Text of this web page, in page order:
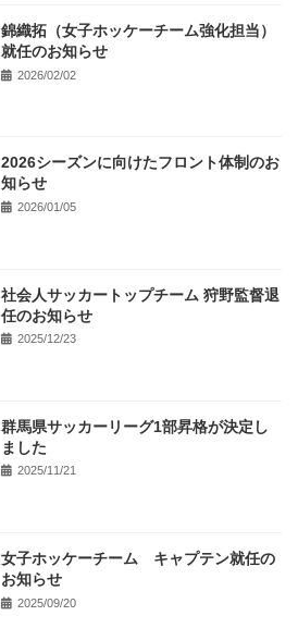
錦織拓（女子ホッケーチーム強化担当）
就任のお知らせ
2026/02/02
2026シーズンに向けたフロント体制のお
知らせ
2026/01/05
社会人サッカートップチーム 狩野監督退
任のお知らせ
2025/12/23
群馬県サッカーリーグ1部昇格が決定し
ました
2025/11/21
女子ホッケーチーム キャプテン就任の
お知らせ
2025/09/20